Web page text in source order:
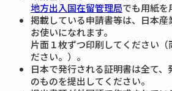
地方出入国在留管理局でも用紙を
掲載している申請書等は、日本
お使いになれます。
片面１枚ずつ印刷してください（
ださい。）。
日本で発行される証明書は全て
のものを提出してください。